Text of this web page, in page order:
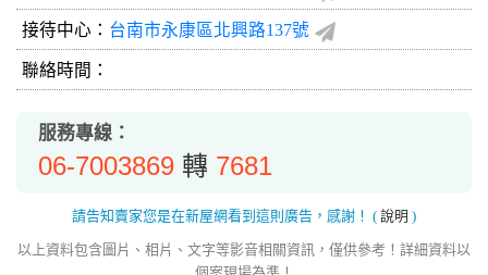
接待中心： 台南市永康區北興路137號
聯絡時間：
服務專線：
06-7003869 轉 7681
請告知賣家您是在新屋網看到這則廣告，感謝！ ( 說明 )
以上資料包含圖片、相片、文字等影音相關資訊，僅供參考！詳細資料以